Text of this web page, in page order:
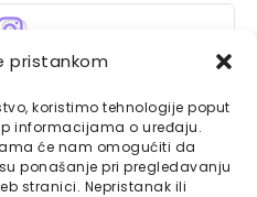
pristankom
koristimo tehnologije poput
informacijama o uređaju.
će nam omogućiti da
ponašanje pri pregledavanju
stranici. Nepristanak ili